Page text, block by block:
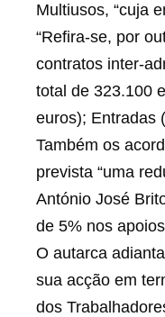
Multiusos, “cuja
“Refira-se, por
contratos inter-
total de 323.100
euros); Entradas
Também os
prevista “uma
António José
de 5% nos
O autarca
sua acção em
dos